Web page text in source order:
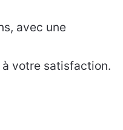
avec une
votre satisfaction.